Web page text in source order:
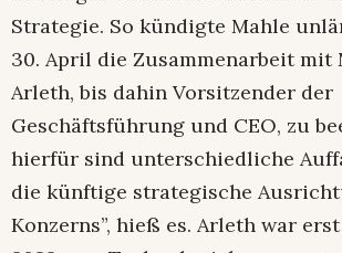
Strategie. So kündigte Mahle
30. April die Zusammenarbeit mit
Arleth, bis dahin Vorsitzender der
Geschäftsführung und CEO, zu
hierfür sind unterschiedliche
die künftige strategische
Konzerns”, hieß es. Arleth war